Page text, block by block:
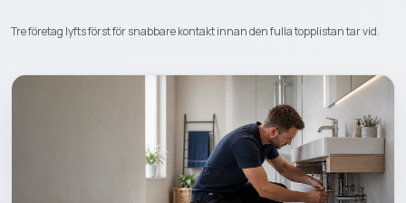
Tre företag lyfts först för snabbare kontakt innan den fulla topplistan tar vid.